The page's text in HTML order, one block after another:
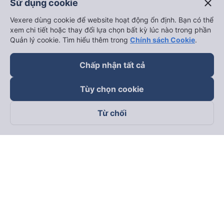
Theo dõi chúng tôi trên
Sử dụng cookie close
Vexere dùng cookie để website hoạt động ổn định. Bạn có thể
xem chi tiết hoặc thay đổi lựa chọn bất kỳ lúc nào trong phần
Quản lý cookie. Tìm hiểu thêm trong Chính sách Cookie.
Chấp nhận tất cả
Tùy chọn cookie
Từ chối